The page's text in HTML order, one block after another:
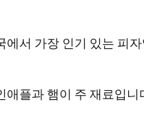
에서 가장 인기 있는 피
애플과 햄이 주 재료입